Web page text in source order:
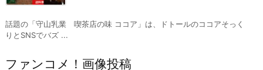
話題の「守山乳業 喫茶店の味 ココア」は、ドトールのココアそっく
りとSNSでバズ ...
ファンコメ！画像投稿